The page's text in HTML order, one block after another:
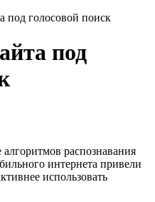
под голосовой поиск
под
распознавания
интернета привели
использовать